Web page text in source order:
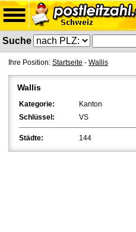
Suche
Ihre Position: Startseite - Wallis
Wallis
Kategorie:
Kanton
Schlüssel:
VS
Städte: 144